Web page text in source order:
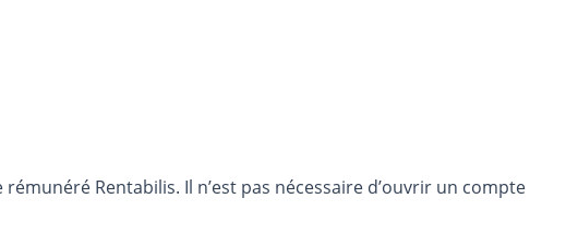
Rentabilis. Il n’est pas nécessaire d’ouvrir un compte